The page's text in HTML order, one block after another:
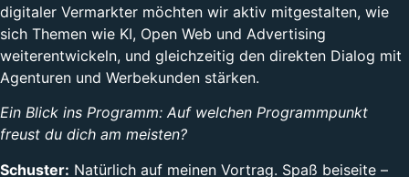
digitaler Vermarkter möchten wir aktiv mitgestalten, wie
sich Themen wie KI, Open Web und Advertising
weiterentwickeln, und gleichzeitig den direkten Dialog mit
Agenturen und Werbekunden stärken.
Ein Blick ins Programm: Auf welchen Programmpunkt
freust du dich am meisten?
Schuster: Natürlich auf meinen Vortrag. Spaß beiseite –